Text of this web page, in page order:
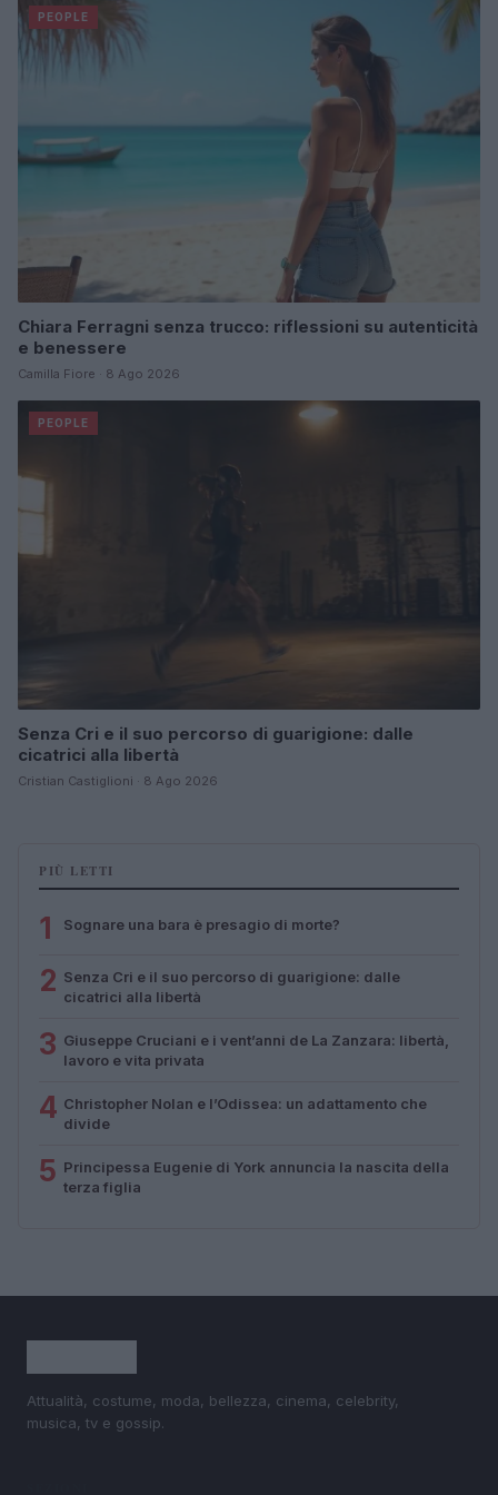
PEOPLE
Chiara Ferragni senza trucco: riflessioni su autenticità
e benessere
Camilla Fiore · 8 Ago 2026
PEOPLE
Senza Cri e il suo percorso di guarigione: dalle
cicatrici alla libertà
Cristian Castiglioni · 8 Ago 2026
PIÙ LETTI
1 Sognare una bara è presagio di morte?
2 Senza Cri e il suo percorso di guarigione: dalle
cicatrici alla libertà
3 Giuseppe Cruciani e i vent’anni de La Zanzara: libertà,
lavoro e vita privata
4 Christopher Nolan e l’Odissea: un adattamento che
divide
5 Principessa Eugenie di York annuncia la nascita della
terza figlia
Attualità, costume, moda, bellezza, cinema, celebrity,
musica, tv e gossip.